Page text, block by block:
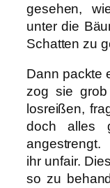
gesehen,
unter die
Schatten zu
Dann packte
zog sie
losreißen,
doch alles
ihr unfair.
so zu